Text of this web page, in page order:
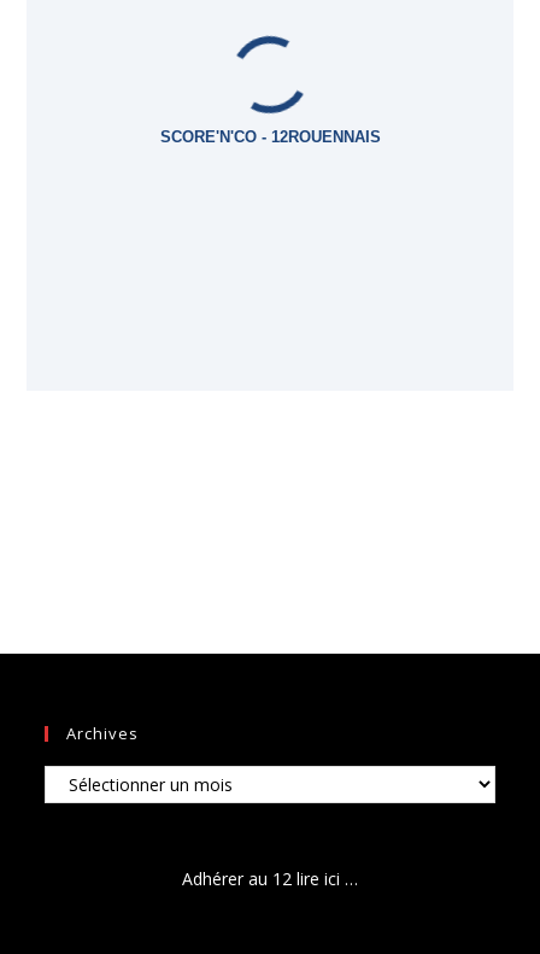
SCORE'N'CO - 12ROUENNAIS
Archives
Archives
Adhérer au 12 lire ici …